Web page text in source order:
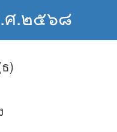
ศ.๒๕๖๘
)